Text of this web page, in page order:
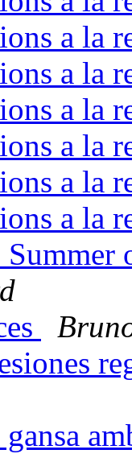
a la
a la
a la
a la
a la
a la